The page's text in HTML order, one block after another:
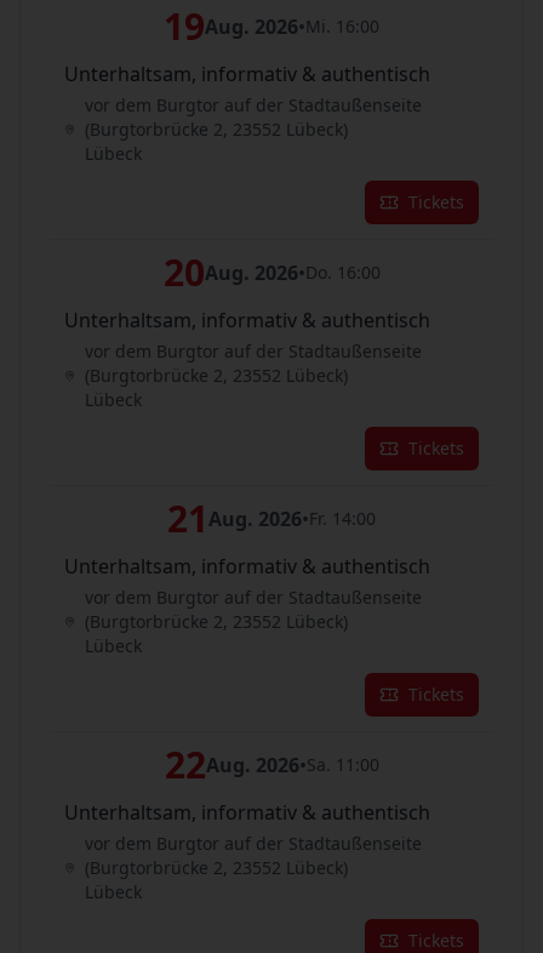
19Aug. 2026•Mi. 16:00
Unterhaltsam, informativ & authentisch
vor dem Burgtor auf der Stadtaußenseite
(Burgtorbrücke 2, 23552 Lübeck)
Lübeck
Tickets
20Aug. 2026•Do. 16:00
Unterhaltsam, informativ & authentisch
vor dem Burgtor auf der Stadtaußenseite
(Burgtorbrücke 2, 23552 Lübeck)
Lübeck
Tickets
21 Aug. 2026•Fr. 14:00
Unterhaltsam, informativ & authentisch
vor dem Burgtor auf der Stadtaußenseite
(Burgtorbrücke 2, 23552 Lübeck)
Lübeck
Tickets
22Aug. 2026•Sa. 11:00
Unterhaltsam, informativ & authentisch
vor dem Burgtor auf der Stadtaußenseite
(Burgtorbrücke 2, 23552 Lübeck)
Lübeck
Tickets